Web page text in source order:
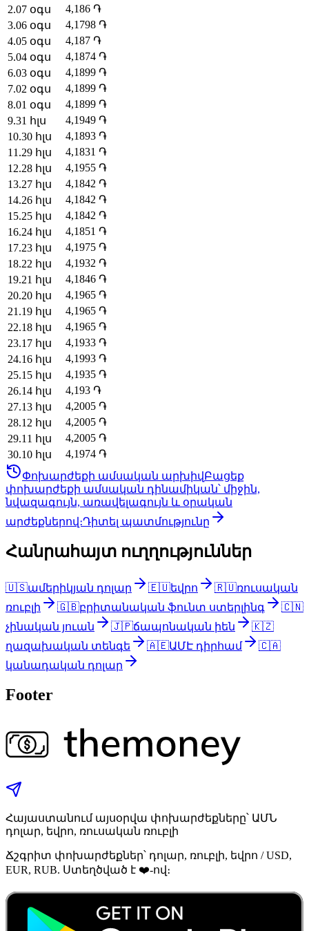
2.07 օգս 4,186 ֏
3.06 օգս 4,1798 ֏
4.05 օգս 4,187 ֏
5.04 օգս 4,1874 ֏
6.03 օգս 4,1899 ֏
7.02 օգս 4,1899 ֏
8.01 օգս 4,1899 ֏
9.31 հլս 4,1949 ֏
10.30 հլս 4,1893 ֏
11 .29 հլս 4,1831 ֏
12.28 հլս 4,1955 ֏
13.27 հլս 4,1842 ֏
14.26 հլս 4,1842 ֏
15.25 հլս 4,1842 ֏
16.24 հլս 4,1851 ֏
17.23 հլս 4,1975 ֏
18.22 հլս 4,1932 ֏
19.21 հլս 4,1846 ֏
20.20 հլս 4,1965 ֏
21 .19 հլս 4,1965 ֏
22.18 հլս 4,1965 ֏
23.17 հլս 4,1933 ֏
24.16 հլս 4,1993 ֏
25.15 հլս 4,1935 ֏
26.14 հլս 4,193 ֏
27.13 հլս 4,2005 ֏
28.12 հլս 4,2005 ֏
29.11 հլս 4,2005 ֏
30.10 հլս 4,1974 ֏
Փոխարժեքի ամսական արխիվԲացեք
փոխարժեքի ամսական դինամիկան՝ միջին,
նվազագույն, առավելագույն և օրական
արժեքներով։Դիտել պատմությունը
Հանրահայտ ուղղություններ
🇺🇸ամերիկյան դոլար 🇪🇺եվրո 🇷🇺ռուսական
ռուբլի
🇬🇧բրիտանական ֆունտ ստերլինգ
🇨🇳
չինական յուան
🇯🇵ճապոնական իեն
🇰🇿
ղազախական տենգե
🇦🇪ԱՄԷ դիրհամ
🇨🇦
կանադական դոլար
Footer
Հայաստանում այսօրվա փոխարժեքները՝ ԱՄՆ
դոլար, եվրո, ռուսական ռուբլի
Ճշգրիտ փոխարժեքներ՝ դոլար, ռուբլի, եվրո / USD,
EUR, RUB. Ստեղծված է ❤️-ով։